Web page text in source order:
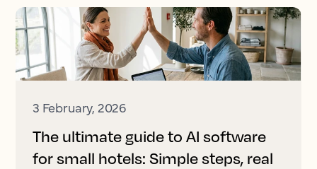
3 February, 2026
The ultimate guide to AI software
for small hotels: Simple steps, real